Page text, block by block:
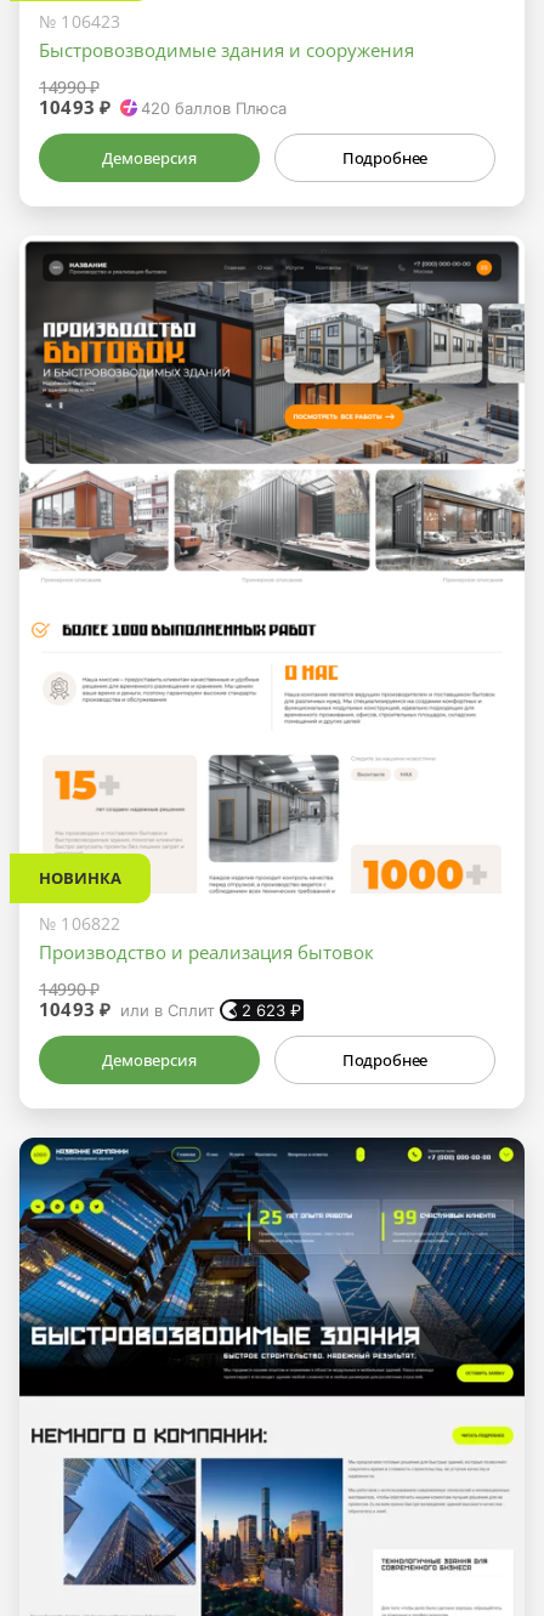
№ 106423
Быстровозводимые здания и сооружения
14990 ₽
10493 ₽ 420 баллов Плюса
Демоверсия Подробнее
НОВИНКА
№ 106822
Производство и реализация бытовок
14990 ₽
10493 ₽ или в Сплит 2 623 ₽
Демоверсия Подробнее